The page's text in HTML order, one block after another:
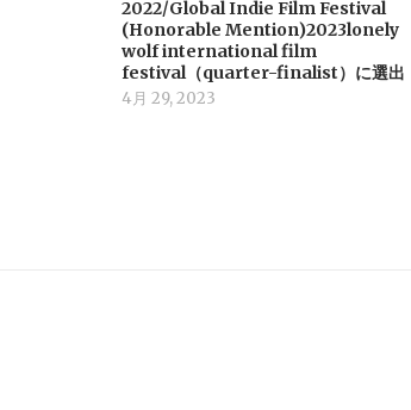
ン
2022/Global Indie Film Festival
(Honorable Mention)2023lonely
wolf international film
festival（quarter-finalist）に選出
4月 29, 2023